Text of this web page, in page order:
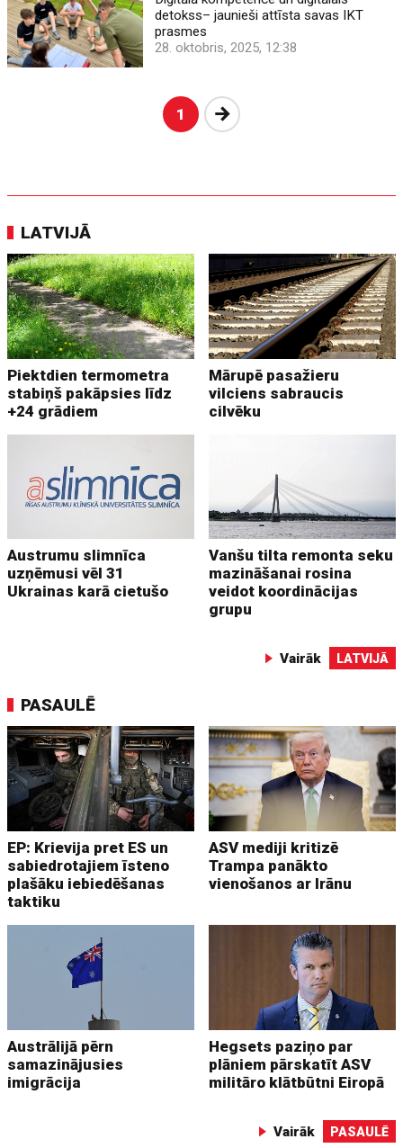
detokss– jaunieši attīsta savas IKT
prasmes
28. oktobris, 2025, 12:38
1 Nākošā
LATVIJĀ
Piektdien termometra
stabiņš pakāpsies līdz
+24 grādiem
Mārupē pasažieru
vilciens sabraucis
cilvēku
Austrumu slimnīca
uzņēmusi vēl 31
Ukrainas karā cietušo
Vanšu tilta remonta seku
mazināšanai rosina
veidot koordinācijas
grupu
Vairāk LATVIJĀ
PASAULĒ
EP: Krievija pret ES un
sabiedrotajiem īsteno
plašāku iebiedēšanas
taktiku
ASV mediji kritizē
Trampa panākto
vienošanos ar Irānu
Austrālijā pērn
samazinājusies
imigrācija
Hegsets paziņo par
plāniem pārskatīt ASV
militāro klātbūtni Eiropā
Vairāk PASAULĒ